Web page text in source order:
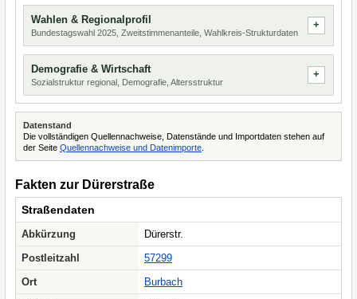
Wahlen & Regionalprofil
Bundestagswahl 2025, Zweitstimmenanteile, Wahlkreis-Strukturdaten
Demografie & Wirtschaft
Sozialstruktur regional, Demografie, Altersstruktur
Datenstand
Die vollständigen Quellennachweise, Datenstände und Importdaten stehen auf
der Seite Quellennachweise und Datenimporte
Fakten zur Dürerstraße
Straßendaten
Abkürzung
Dürerstr.
Postleitzahl
57299
Ort
Burbach